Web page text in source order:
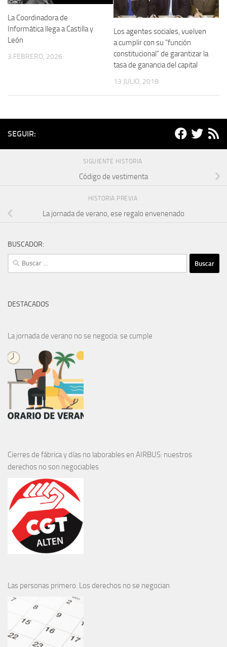
La Coordinadora de
Informática llega a Castilla y
León
3 FEBRERO, 2026
Los agentes sociales, vuelven
a cumplir con su “función
constitucional” de garantizar la
tasa de ganancia del capital
13 JULIO, 2018
SEGUIR:
SIGUIENTE HISTORIA
Código de vestimenta
HISTORIA PREVIA
La jornada de verano, ese regalo envenenado
BUSCADOR:
Buscar:
DESTACADOS
La jornada de verano no se negocia: se cumple
Cierres de fábrica y días no laborables en AIRBUS: nuestros
derechos no son negociables
Las personas primero. Los derechos no se negocian